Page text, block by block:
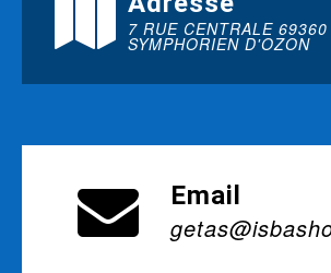
7 RUE CENTRALE
SYMPHORIEN D'OZON
Email